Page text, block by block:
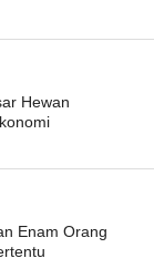
Hewan
Enam Orang